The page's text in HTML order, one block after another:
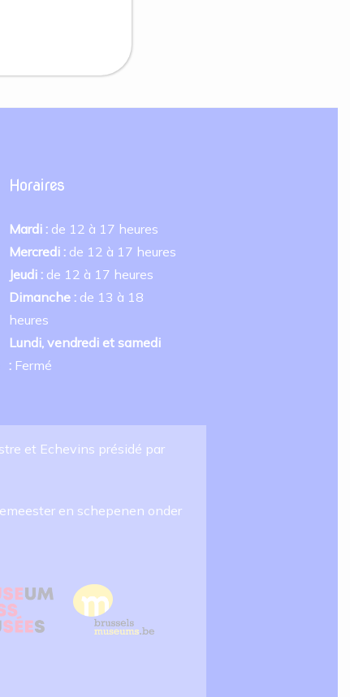
Horaires
Mardi : de 12 à 17 heures
Mercredi : de 12 à 17 heures
Jeudi : de 12 à 17 heures
Dimanche : de 13 à 18
heures
Lundi, vendredi et samedi
: Fermé
et Echevins présidé par
en schepenen onder